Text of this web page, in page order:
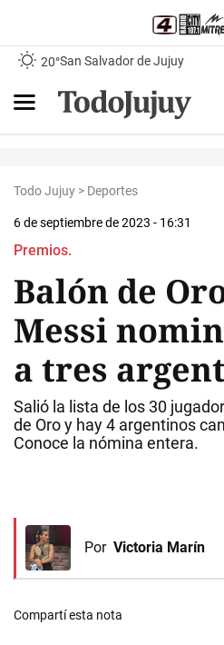
20°San Salvador de Jujuy
Todo Jujuy > Deportes
6 de septiembre de 2023 - 16:31
Premios.
Balón de
Messi
a tres
Salió la lista de los 30
de Oro y hay 4 argentinos
Conoce la nómina entera.
Por Victoria Marín
Compartí esta nota